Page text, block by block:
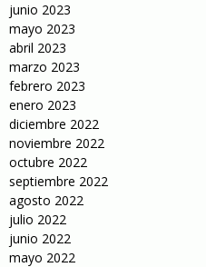
junio 2023
mayo 2023
abril 2023
marzo 2023
febrero 2023
enero 2023
diciembre 2022
noviembre 2022
octubre 2022
septiembre 2022
agosto 2022
julio 2022
junio 2022
mayo 2022